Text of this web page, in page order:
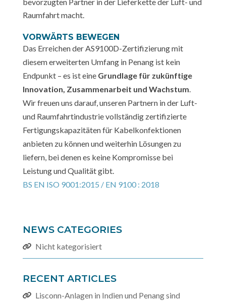
Raumfahrt macht.
VORWÄRTS BEWEGEN
Das Erreichen der AS9100D-Zertifizierung mit
diesem erweiterten Umfang in Penang ist kein
Endpunkt – es ist eine Grundlage für zukünftige
Innovation, Zusammenarbeit und Wachstum
Wir freuen uns darauf, unseren Partnern in der Luft-
und Raumfahrtindustrie vollständig zertifizierte
Fertigungskapazitäten für Kabelkonfektionen
anbieten zu können und weiterhin Lösungen zu
liefern, bei denen es keine Kompromisse bei
Leistung und Qualität gibt.
BS EN ISO 9001:2015 / EN 9100 : 2018
NEWS CATEGORIES
Nicht kategorisiert
RECENT ARTICLES
Lisconn-Anlagen in Indien und Penang sind